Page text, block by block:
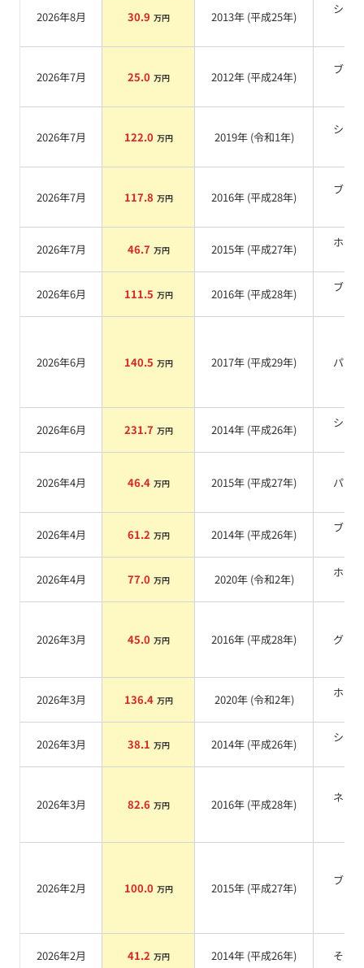
2026年8月 30.9 万円 2013年 (平成25年)
シル
2026年7月 25.0 万円 2012年 (平成24年)
ブラ
2026年7月 122.0 万円 2019年 (令和1年)
シル
2026年7月 117.8 万円 2016年 (平成28年)
ブラ
2026年7月 46.7 万円 2015年 (平成27年)
ホワ
2026年6月 111.5 万円 2016年 (平成28年)
ブラ
2026年6月 140.5 万円 2017年 (平成29年) パール
2026年6月 231.7 万円 2014年 (平成26年)
シル
2026年4月 46.4 万円 2015年 (平成27年) パール
2026年4月 61.2 万円 2014年 (平成26年)
ブラ
2026年4月 77.0 万円 2020年 (令和2年)
ホワ
2026年3月 45.0 万円 2016年 (平成28年) グレー
2026年3月 136.4 万円 2020年 (令和2年)
ホワ
2026年3月 38.1 万円 2014年 (平成26年)
シル
2026年3月 82.6 万円 2016年 (平成28年)
ネイ
2026年2月 100.0 万円 2015年 (平成27年)
ブラ
2026年2月 41.2 万円 2014年 (平成26年) その他